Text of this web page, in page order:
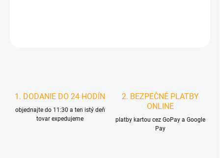
1. DODANIE DO 24 HODÍN
objednajte do 11:30 a ten istý deň
tovar expedujeme
2. BEZPEČNÉ PLATBY
ONLINE
platby kartou cez GoPay a Google
Pay